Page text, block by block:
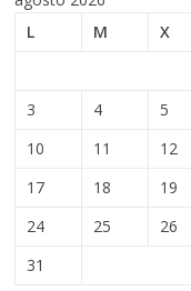
L
M X
3
4 5
10
11 12
17
18 19
24
25 26
31